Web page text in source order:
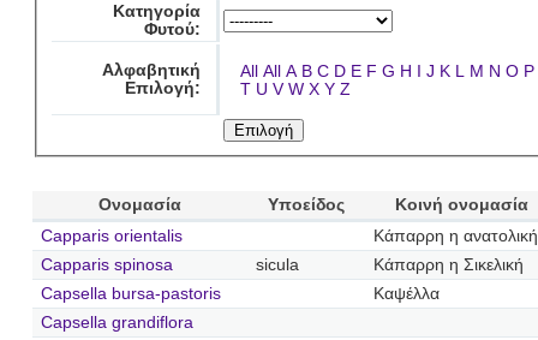
Κατηγορία
Φυτού:
Αλφαβητική
Επιλογή:
All All A B C D E F G H I J K L M N O P
T U V W X Y Z
Ονομασία Υποείδος
Κοινή ονομασία
Capparis orientalis
Κάπαρρη η ανατολική
Capparis spinosa
sicula
Κάπαρρη η Σικελική
Capsella bursa-pastoris
Καψέλλα
Capsella grandiflora